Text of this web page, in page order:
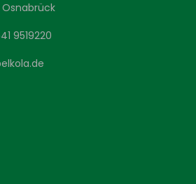
9519220